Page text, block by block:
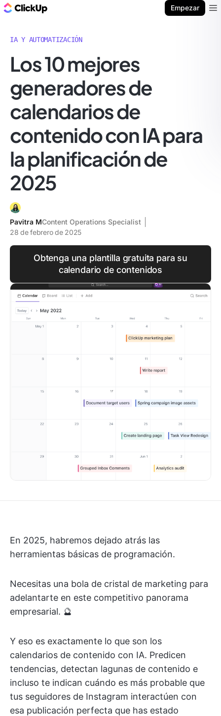
Empezar
IA Y AUTOMATIZACIÓN
Los 10 mejores
generadores de
calendarios de
contenido con IA para
la planificación de
2025
Pavitra MContent Operations Specialist
28 de febrero de 2025
Obtenga una plantilla gratuita para su
calendario de contenidos
En 2025, habremos dejado atrás las
herramientas básicas de programación.
Necesitas una bola de cristal de marketing para
adelantarte en este competitivo panorama
empresarial. 🔮
Y eso es exactamente lo que son los
calendarios de contenido con IA. Predicen
tendencias, detectan lagunas de contenido e
incluso te indican cuándo es más probable que
tus seguidores de Instagram interactúen con
esa publicación perfecta que has estado